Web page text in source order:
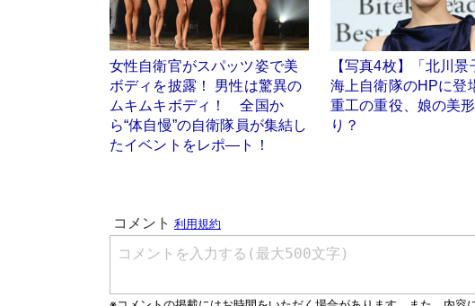
女性自衛官がスパッツ姿で美
ボディを披露！ 男性は驚異の
ムキムキボディ！ 全国か
ら“体自慢”の自衛隊員が集結し
たイベントをレポ―ト！
【写真4枚】「北川景
海上自衛隊のHPに
重工の重役、娘の美
り？